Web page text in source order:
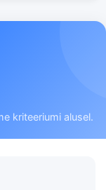
kriteeriumi alusel.